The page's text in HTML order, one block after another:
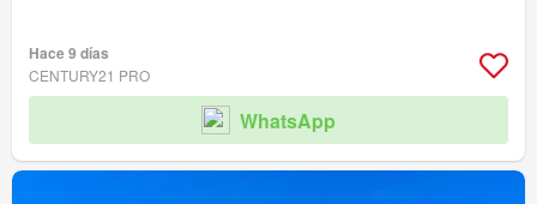
Hace 9 días
CENTURY21 PRO
WhatsApp